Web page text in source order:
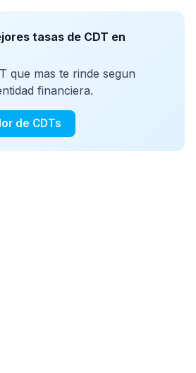
tasas de CDT en
que mas te rinde segun
financiera.
de CDTs